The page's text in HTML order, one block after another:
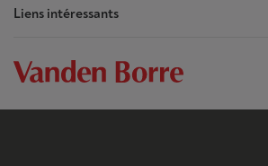
Contrat de Confiance
Plan du site
Mes commandes
Demande de réparation
Liens intéressants
Outlet